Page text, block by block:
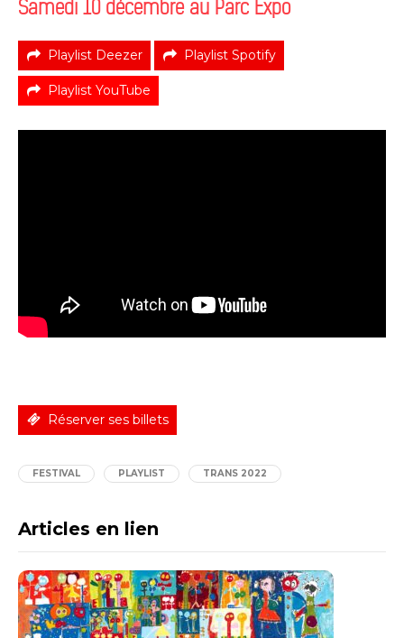
Samedi 10 décembre au Parc Expo
Playlist Deezer Playlist Spotify
Playlist YouTube
Réserver ses billets
FESTIVAL PLAYLIST TRANS 2022
Articles en lien